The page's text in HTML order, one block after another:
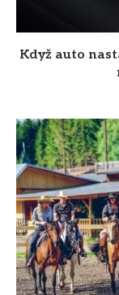
Když auto